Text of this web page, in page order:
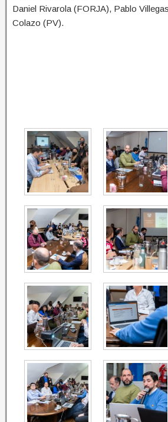
Daniel Rivarola (FORJA), Pablo
Colazo (PV).